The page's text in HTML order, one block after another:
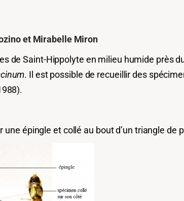
et Mirabelle Miron
de Saint-Hippolyte en milieu humide près
. Il estpossible de recueillir des
épingle et collé au bout d’un triangle de